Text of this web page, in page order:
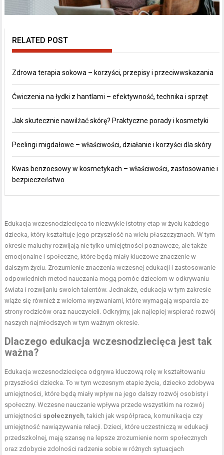
RELATED POST
Zdrowa terapia sokowa – korzyści, przepisy i przeciwwskazania
Ćwiczenia na łydki z hantlami – efektywność, technika i sprzęt
Jak skutecznie nawilżać skórę? Praktyczne porady i kosmetyki
Peelingi migdałowe – właściwości, działanie i korzyści dla skóry
Kwas benzoesowy w kosmetykach – właściwości, zastosowanie i
bezpieczeństwo
Edukacja wczesnodziecięca to niezwykle istotny etap w życiu każdego
dziecka, który kształtuje jego przyszłość na wielu płaszczyznach. W tym
okresie maluchy rozwijają nie tylko umiejętności poznawcze, ale także
emocjonalne i społeczne, które będą miały kluczowe znaczenie w
dalszym życiu. Zrozumienie znaczenia wczesnej edukacji i zastosowanie
odpowiednich metod nauczania mogą pomóc dzieciom w odkrywaniu
świata i rozwijaniu swoich talentów. Jednakże, edukacja w tym zakresie
wiąże się również z wieloma wyzwaniami, które wymagają wsparcia ze
strony rodziców oraz nauczycieli. Odkryjmy, jak najlepiej wspierać rozwój
naszych najmłodszych w tym ważnym okresie.
Dlaczego edukacja wczesnodziecięca jest tak
ważna?
Edukacja wczesnodziecięca odgrywa kluczową rolę w kształtowaniu
przyszłości dziecka. To w tym wczesnym etapie życia, dziecko zdobywa
umiejętności, które będą miały wpływ na jego dalszy rozwój osobisty i
społeczny. Wczesne nauczanie wpływa przede wszystkim na rozwój
umiejętności społecznych , takich jak współpraca, komunikacja czy
umiejętność nawiązywania relacji. Dzieci, które uczestniczą w edukacji
przedszkolnej, mają szansę na lepsze zrozumienie norm społecznych
oraz zdobycie zdolności radzenia sobie w różnych sytuacjach